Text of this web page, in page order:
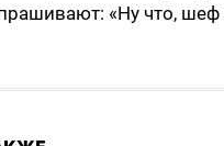
«Ну что,